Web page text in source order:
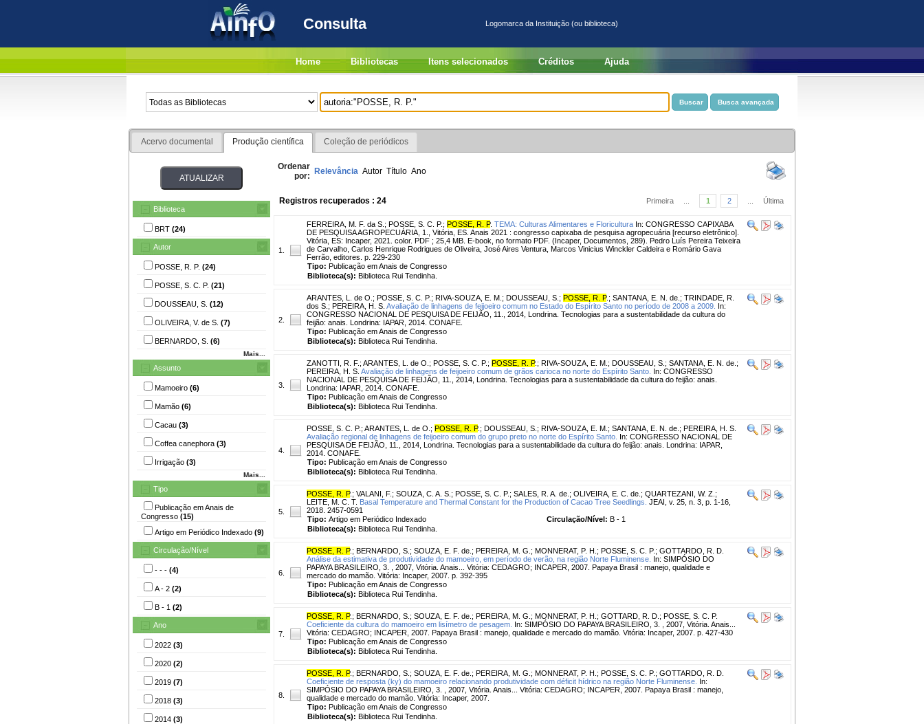
Consulta Logomarca da Instituição (ou biblioteca)
Home Bibliotecas Itens selecionados Créditos Ajuda
Acervo documental Produção científica Coleção de periódicos
Biblioteca
BRT (24)
Autor
POSSE, R. P. (24)
POSSE, S. C. P. (21)
DOUSSEAU, S. (12)
OLIVEIRA, V. de S. (7)
BERNARDO, S. (6)
Mais...
Assunto
Mamoeiro (6)
Mamão (6)
Cacau (3)
Coffea canephora (3)
Irrigação (3)
Mais...
Tipo
Publicação em Anais de
Congresso (15)
Artigo em Periódico Indexado (9)
Circulação/Nível
- - - (4)
A - 2 (2)
B - 1 (2)
Ano
2022 (3)
2020 (2)
2019 (7)
2018 (3)
2014 (3)
Ordenar
por: Relevância Autor Título Ano
Registros recuperados : 24 Primeira 1 2 Última
1.
FERREIRA, M. F. da S. ; POSSE, S. C. P. ; POSSE, R. P. TEMA: Culturas Alimentares e Floricultura In: CONGRESSO CAPIXABA
DE PESQUISA AGROPECUÁRIA, 1., Vitória, ES. Anais 2021 : congresso capixaba de pesquisa agropecuária [recurso eletrônico].
Vitória, ES: Incaper, 2021. color. PDF ; 25,4 MB. E-book, no formato PDF. (Incaper, Documentos, 289). Pedro Luís Pereira Teixeira
de Carvalho, Carlos Henrique Rodrigues de Oliveira, José Aires Ventura, Marcos Vinicius Winckler Caldeira e Romário Gava
Ferrão, editores. p. 229-230
Tipo: Publicação em Anais de Congresso
Biblioteca(s): Biblioteca Rui Tendinha.
2.
ARANTES, L. de O. ; POSSE, S. C. P. ; RIVA-SOUZA, E. M. ; DOUSSEAU, S. ; POSSE, R. P. ; SANTANA, E. N. de. ; TRINDADE, R.
dos S. ; PEREIRA, H. S. Avaliação de linhagens de feijoeiro comum no Estado do Espírito Santo no período de 2008 a 2009. In:
CONGRESSO NACIONAL DE PESQUISA DE FEIJÃO, 11., 2014, Londrina. Tecnologias para a sustentabilidade da cultura do
feijão: anais. Londrina: IAPAR, 2014. CONAFE.
Tipo: Publicação em Anais de Congresso
Biblioteca(s): Biblioteca Rui Tendinha.
3.
ZANOTTI, R. F. ; ARANTES, L. de O. ; POSSE, S. C. P. ; POSSE, R. P. ; RIVA-SOUZA, E. M. ; DOUSSEAU, S. ; SANTANA, E. N. de. ;
PEREIRA, H. S. Avaliação de linhagens de feijoeiro comum de grãos carioca no norte do Espírito Santo. In: CONGRESSO
NACIONAL DE PESQUISA DE FEIJÃO, 11., 2014, Londrina. Tecnologias para a sustentabilidade da cultura do feijão: anais.
Londrina: IAPAR, 2014. CONAFE.
Tipo: Publicação em Anais de Congresso
Biblioteca(s): Biblioteca Rui Tendinha.
4.
POSSE, S. C. P. ; ARANTES, L. de O. ; POSSE, R. P. ; DOUSSEAU, S. ; RIVA-SOUZA, E. M. ; SANTANA, E. N. de. ; PEREIRA, H. S.
Avaliação regional de linhagens de feijoeiro comum do grupo preto no norte do Espírito Santo. In: CONGRESSO NACIONAL DE
PESQUISA DE FEIJÃO, 11., 2014, Londrina. Tecnologias para a sustentabilidade da cultura do feijão: anais. Londrina: IAPAR,
2014. CONAFE.
Tipo: Publicação em Anais de Congresso
Biblioteca(s): Biblioteca Rui Tendinha.
5.
POSSE, R. P. ; VALANI, F. ; SOUZA, C. A. S. ; POSSE, S. C. P. ; SALES, R. A. de. ; OLIVEIRA, E. C. de. ; QUARTEZANI, W. Z. ;
LEITE, M. C. T. Basal Temperature and Thermal Constant for the Production of Cacao Tree Seedlings. JEAI, v. 25, n. 3, p. 1-16,
2018. 2457-0591
Tipo: Artigo em Periódico Indexado Circulação/Nível: B - 1
Biblioteca(s): Biblioteca Rui Tendinha.
6.
POSSE, R. P. ; BERNARDO, S. ; SOUZA, E. F. de. ; PEREIRA, M. G. ; MONNERAT, P. H. ; POSSE, S. C. P. ; GOTTARDO, R. D.
Análise da estimativa de produtividade do mamoeiro, em período de verão, na região Norte Fluminense. In: SIMPÓSIO DO
PAPAYA BRASILEIRO, 3. , 2007, Vitória. Anais... Vitória: CEDAGRO; INCAPER, 2007. Papaya Brasil : manejo, qualidade e
mercado do mamão. Vitória: Incaper, 2007. p. 392-395
Tipo: Publicação em Anais de Congresso
Biblioteca(s): Biblioteca Rui Tendinha.
7.
POSSE, R. P. ; BERNARDO, S. ; SOUZA, E. F. de. ; PEREIRA, M. G. ; MONNERAT, P. H. ; GOTTARD, R. D. ; POSSE, S. C. P.
Coeficiente da cultura do mamoeiro em lisímetro de pesagem. In: SIMPÓSIO DO PAPAYA BRASILEIRO, 3. , 2007, Vitória. Anais...
Vitória: CEDAGRO; INCAPER, 2007. Papaya Brasil : manejo, qualidade e mercado do mamão. Vitória: Incaper, 2007. p. 427-430
Tipo: Publicação em Anais de Congresso
Biblioteca(s): Biblioteca Rui Tendinha.
8.
POSSE, R. P. ; BERNARDO, S. ; SOUZA, E. F. de. ; PEREIRA, M. G. ; MONNERAT, P. H. ; POSSE, S. C. P. ; GOTTARDO, R. D.
Coeficiente de resposta (ky) do mamoeiro relacionando produtividade com déficit hídrico na região Norte Fluminense. In:
SIMPÓSIO DO PAPAYA BRASILEIRO, 3. , 2007, Vitória. Anais... Vitória: CEDAGRO; INCAPER, 2007. Papaya Brasil : manejo,
qualidade e mercado do mamão. Vitória: Incaper, 2007.
Tipo: Publicação em Anais de Congresso
Biblioteca(s): Biblioteca Rui Tendinha.